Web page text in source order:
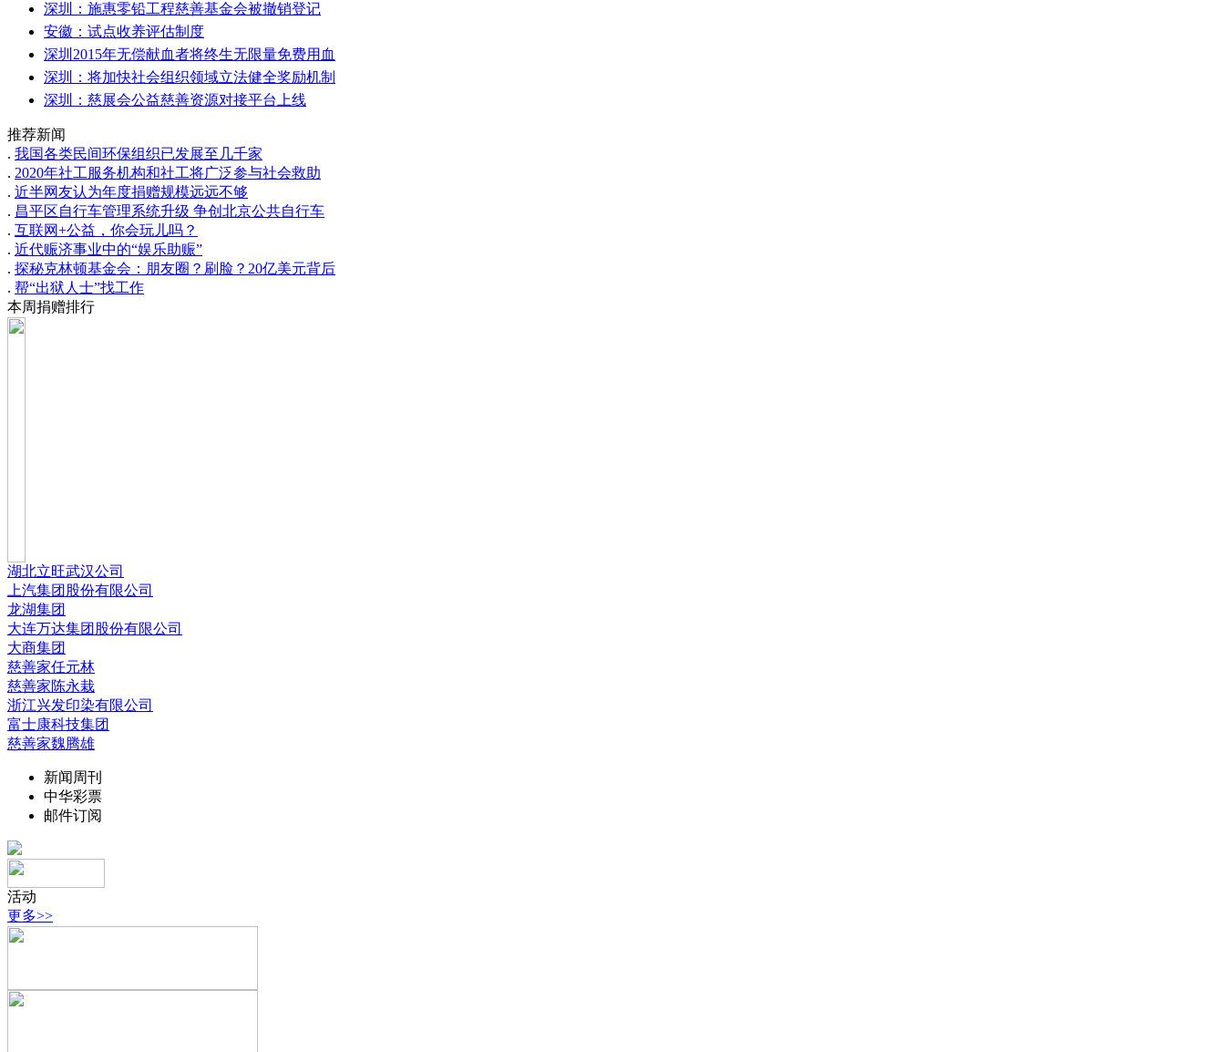
深圳：施惠零铅工程慈善基金会被撤销登记
安徽：试点收养评估制度
深圳2015年无偿献血者将终生无限量免费用血
深圳：将加快社会组织领域立法健全奖励机制
深圳：慈展会公益慈善资源对接平台上线
推荐新闻
. 我国各类民间环保组织已发展至几千家
. 2020年社工服务机构和社工将广泛参与社会救助
. 近半网友认为年度捐赠规模远远不够
. 昌平区自行车管理系统升级 争创北京公共自行车
. 互联网+公益，你会玩儿吗？
. 近代赈济事业中的“娱乐助赈”
. 探秘克林顿基金会：朋友圈？刷脸？20亿美元背后
. 帮“出狱人士”找工作
本周捐赠排行
湖北立旺武汉公司
上汽集团股份有限公司
龙湖集团
大连万达集团股份有限公司
大商集团
慈善家任元林
慈善家陈永栽
浙江兴发印染有限公司
富士康科技集团
慈善家魏腾雄
新闻周刊
中华彩票
邮件订阅
活动
更多>>